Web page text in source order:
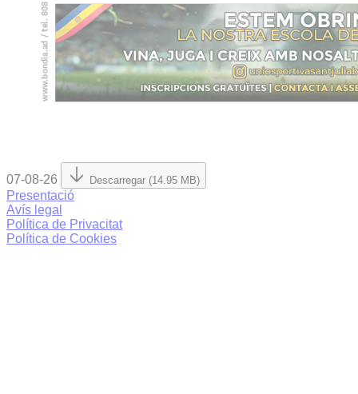
07-08-26 Descarregar (14.95 MB)
Presentació
Avís legal
Política de Privacitat
Política de Cookies